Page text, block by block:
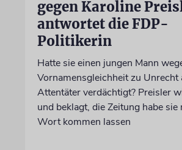
gegen Karoline
antwortet die FDP-
Politikerin
Hatte sie einen jungen Mann
Vornamensgleichheit zu Unrecht
Attentäter verdächtigt? Preisler
und beklagt, die Zeitung habe sie
Wort kommen lassen